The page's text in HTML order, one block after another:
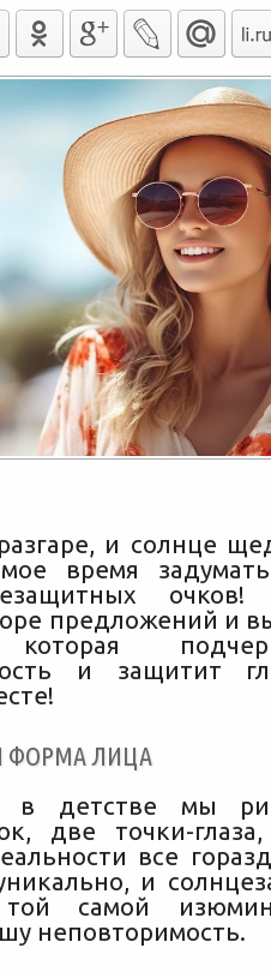
и солнце
время
предложений и
и защитит
ФОРМА ЛИЦА
в детстве мы
две точки-
все
и
самой
неповторимость.